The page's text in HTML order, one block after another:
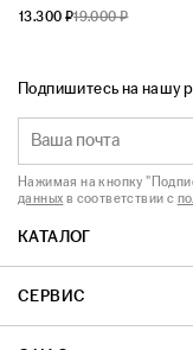
13.300 ₽19.000 ₽
КАТАЛОГ
СЕРВИС
Подпишитесь на нашу
Нажимая на кнопку
данных в соответствии с